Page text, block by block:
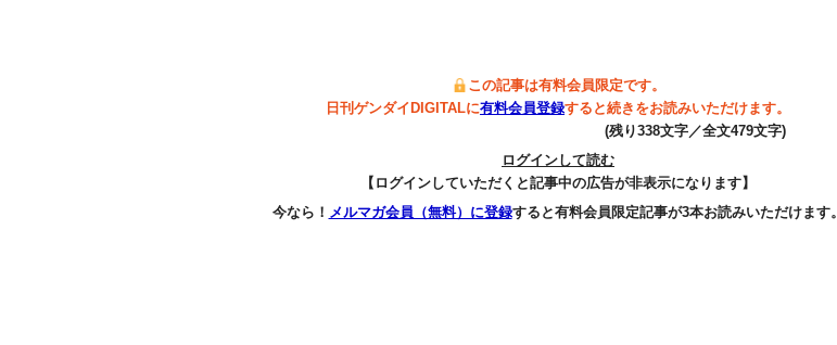
この記事は有料会員限定です。
日刊ゲンダイDIGITALに有料会員登録すると続きをお読みいただけます。
(残り338文字／全文479文字)
ログインして読む
【ログインしていただくと記事中の広告が非表示になります】
今なら！ メルマガ会員（無料）に登録すると有料会員限定記事が3本お読みいただけます。